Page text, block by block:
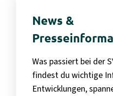
News &
Was passiert bei der
findest du wichtige
Entwicklungen,